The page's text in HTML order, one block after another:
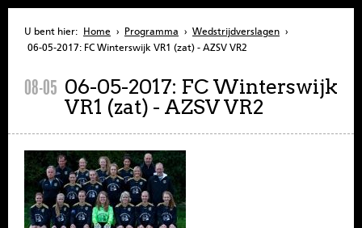
OVER FCW
INFORMATIE
SENIOREN
SPONSOREN
U bent hier: Home › Programma › Wedstrijdverslagen ›
06-05-2017: FC Winterswijk VR1 (zat) - AZSV VR2
08-05 06-05-2017: FC Winterswijk
VR1 (zat) - AZSV VR2